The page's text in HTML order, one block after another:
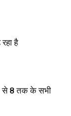
है
से 8 तक के सभी